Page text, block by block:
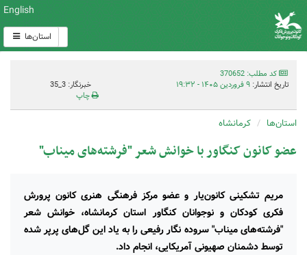
English
استان‌ها
کد مطلب: 370652
تاریخ انتشار: ۹ فروردین ۱۴۰۵ - ۱۹:۳۲
خبرنگار: 3_35
چاپ
استان‌ها کرمانشاه
عضو کانون کنگاور با خوانش شعر "فرشته‌های میناب"
مریم تشکینی کانون‌یار و عضو مرکز فرهنگی هنری کانون پرورش
فکری کودکان و نوجوانان کنگاور استان کرمانشاه، خوانش شعر
"فرشته‌های میناب" سروده نگار رفیعی را به یاد این گل‌های پرپر شده
توسط دشمنان صهیونی آمریکایی، انجام داد.